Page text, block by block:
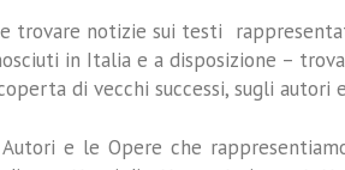
trovare notizie sui testi
in Italia e a disposizione –
di vecchi successi, sugli autori
e le Opere che